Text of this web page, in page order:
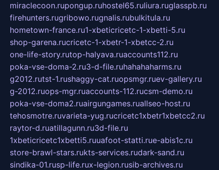
miraclecoon.rupongup.ruhostel65.ruliura.ruglasspb.ru
firehunters.rugribowo.rugnalis.rubulkitula.ru
hometown-france.ru1-xbeticricetc-1-xbetti-5.ru
shop-garena.rucricetc-1-xbetr-1-xbetcc-2.ru
one-life-story.rutop-halyava.ruaccounts112.ru
poka-vse-doma-2.ru3-d-file.ruhahahaharms.ru
g2012.rutst-1.rushaggy-cat.ruopsmgr.ruev-gallery.ru
g-2012.ruops-mgr.ruaccounts-112.rucsm-demo.ru
poka-vse-doma2.ruairgungames.ruallseo-host.ru
tehosmotre.ruvarieta-yug.rucricetc1xbetr1xbetcc2.ru
raytor-d.ruatillagunn.ru3d-file.ru
1xbeticricetc1xbetti5.ruuafoot-statti.rue-abis1c.ru
store-brawl-stars.rukts-services.rudark-sand.ru
sindika-01.rusp-life.rux-legion.rusib-archives.ru